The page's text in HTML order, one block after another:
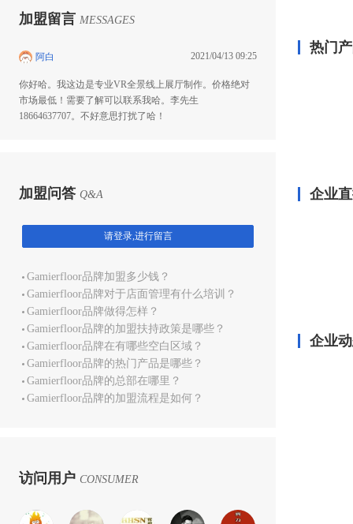
加盟留言 MESSAGES
阿白 2021/04/13 09:25
你好哈。我这边是专业VR全景线上展厅制作。价格绝对
市场最低！需要了解可以联系我哈。李先生
18664637707。不好意思打扰了哈！
加盟问答 Q&A
请登录,进行留言
Gamierfloor品牌加盟多少钱？
Gamierfloor品牌对于店面管理有什么培训？
Gamierfloor品牌做得怎样？
Gamierfloor品牌的加盟扶持政策是哪些？
Gamierfloor品牌在有哪些空白区域？
Gamierfloor品牌的热门产品是哪些？
Gamierfloor品牌的总部在哪里？
Gamierfloor品牌的加盟流程是如何？
访问用户 CONSUMER
热门
企业
企业